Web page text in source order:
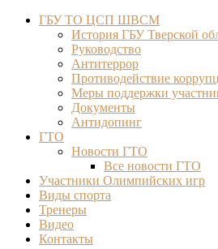
ГБУ ТО ЦСП ШВСМ
История ГБУ Тверской
Руководство
Антитеррор
Противодействие
Меры поддержки
Документы
Антидопинг
ГТО
Новости ГТО
Все новости ГТО
Участники Олимпийских игр
Виды спорта
Тренеры
Видео
Контакты